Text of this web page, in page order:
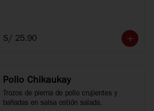
S/ 25.90
Pollo Chikaukay
Trozos de pierna de pollo crujientes y
bañadas en salsa ostión salada.